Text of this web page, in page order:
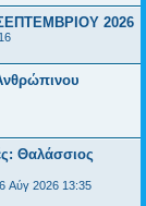
2026
Θαλάσσιος
Αύγ 2026 13:35